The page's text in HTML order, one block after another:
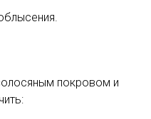
покровом и